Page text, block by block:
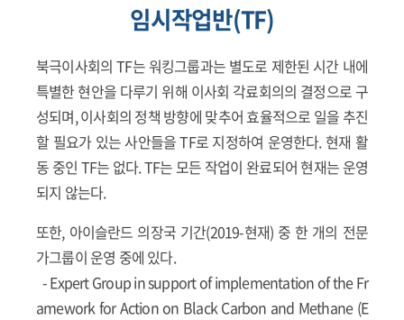
임시작업반(TF)
북극이사회의 TF는 워킹그룹과는 별도로 제한된 시간 내에
특별한 현안을 다루기 위해 이사회 각료회의의 결정으로 구
성되며, 이사회의 정책 방향에 맞추어 효율적으로 일을 추진
할 필요가 있는 사안들을 TF로 지정하여 운영한다. 현재 활
동 중인 TF는 없다. TF는 모든 작업이 완료되어 현재는 운영
되지 않는다.
또한, 아이슬란드 의장국 기간(2019-현재) 중 한 개의 전문
가그룹이 운영 중에 있다.
- Expert Group in support of implementation of the Fr
amework for Action on Black Carbon and Methane (E